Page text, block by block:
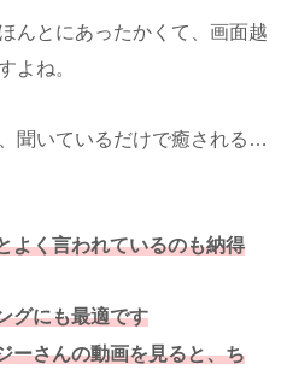
んとにあったかくて、画面越
よね。
聞いているだけで癒される…
よく言われているのも納得
グにも最適です
ーさんの動画を見ると、ち